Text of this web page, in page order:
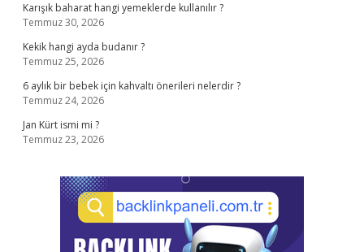
Karışık baharat hangi yemeklerde kullanılır ?
Temmuz 30, 2026
Kekik hangi ayda budanır ?
Temmuz 25, 2026
6 aylık bir bebek için kahvaltı önerileri nelerdir ?
Temmuz 24, 2026
Jan Kürt ismi mi ?
Temmuz 23, 2026